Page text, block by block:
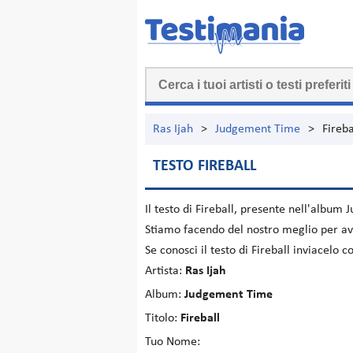
Ras Ijah > Judgement Time >
TESTO FIREBALL
Il testo di Fireball , presente nell'album
Stiamo facendo del nostro meglio per
Se conosci il testo di Fireball inviacelo
Artista: Ras Ijah
Album: Judgement Time
Titolo: Fireball
Tuo Nome: